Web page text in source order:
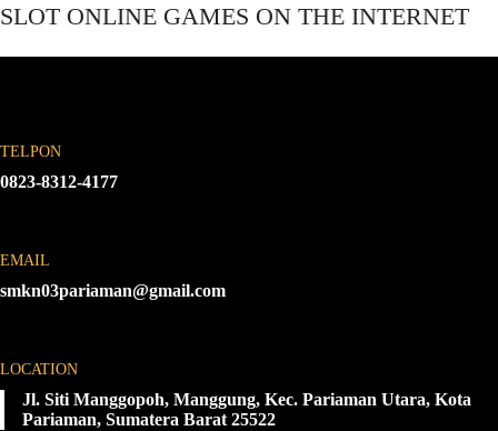
SLOT ONLINE GAMES ON THE INTERNET
TELPON
0823-8312-4177
EMAIL
smkn03pariaman@gmail.com
LOCATION
Jl. Siti Manggopoh, Manggung, Kec. Pariaman Utara, Kota
Pariaman, Sumatera Barat 25522